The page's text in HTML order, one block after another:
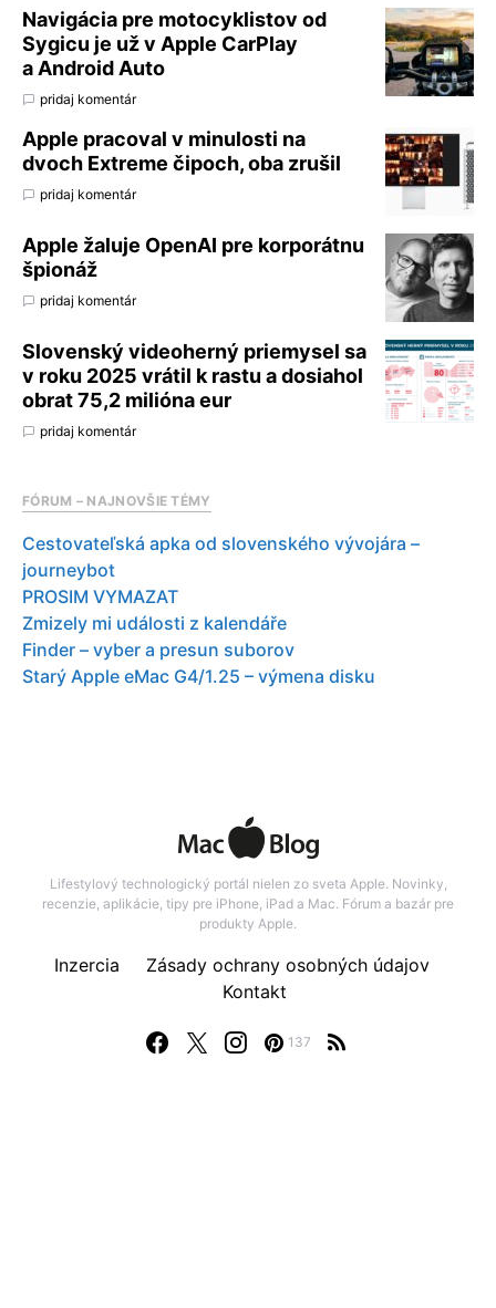
Navigácia pre motocyklistov od
Sygicu je už v Apple CarPlay
a Android Auto
pridaj komentár
Apple pracoval v minulosti na
dvoch Extreme čipoch, oba zrušil
pridaj komentár
Apple žaluje OpenAI pre korporátnu
špionáž
pridaj komentár
Slovenský videoherný priemysel sa
v roku 2025 vrátil k rastu a dosiahol
obrat 75,2 milióna eur
pridaj komentár
FÓRUM – NAJNOVŠIE TÉMY
Cestovateľská apka od slovenského vývojára –
journeybot
PROSIM VYMAZAT
Zmizely mi události z kalendáře
Finder – vyber a presun suborov
Starý Apple eMac G4/1.25 – výmena disku
Lifestylový technologický portál nielen zo sveta Apple. Novinky,
recenzie, aplikácie, tipy pre iPhone, iPad a Mac. Fórum a bazár pre
produkty Apple.
137
Inzercia
Zásady ochrany osobných údajov
Kontakt